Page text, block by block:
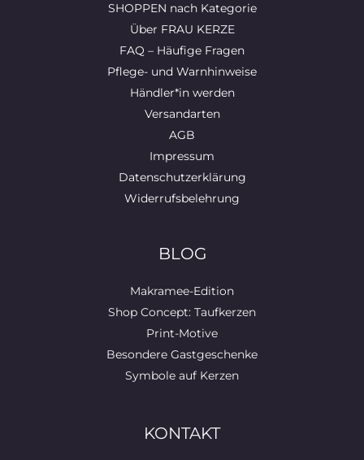
SHOPPEN nach Kategorie
Über FRAU KERZE
FAQ – Häufige Fragen
Pflege- und Warnhinweise
Händler*in werden
Versandarten
AGB
Impressum
Datenschutzerklärung
Widerrufsbelehrung
BLOG
Makramee-Edition
Shop Concept: Taufkerzen
Print-Motive
Besondere Gastgeschenke
Symbole auf Kerzen
KONTAKT